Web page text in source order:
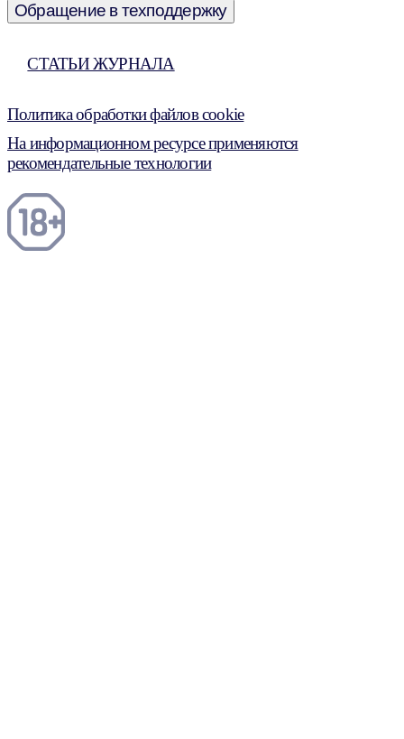
Обращение в техподдержку
СТАТЬИ ЖУРНАЛА
Политика обработки файлов cookie
На информационном ресурсе применяются
рекомендательные технологии